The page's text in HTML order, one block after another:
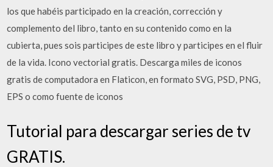
los que habéis participado en la creación, corrección y
complemento del libro, tanto en su contenido como en la
cubierta, pues sois participes de este libro y participes en el fluir
de la vida. Icono vectorial gratis. Descarga miles de iconos
gratis de computadora en Flaticon, en formato SVG, PSD, PNG,
EPS o como fuente de iconos
Tutorial para descargar series de tv
GRATIS.